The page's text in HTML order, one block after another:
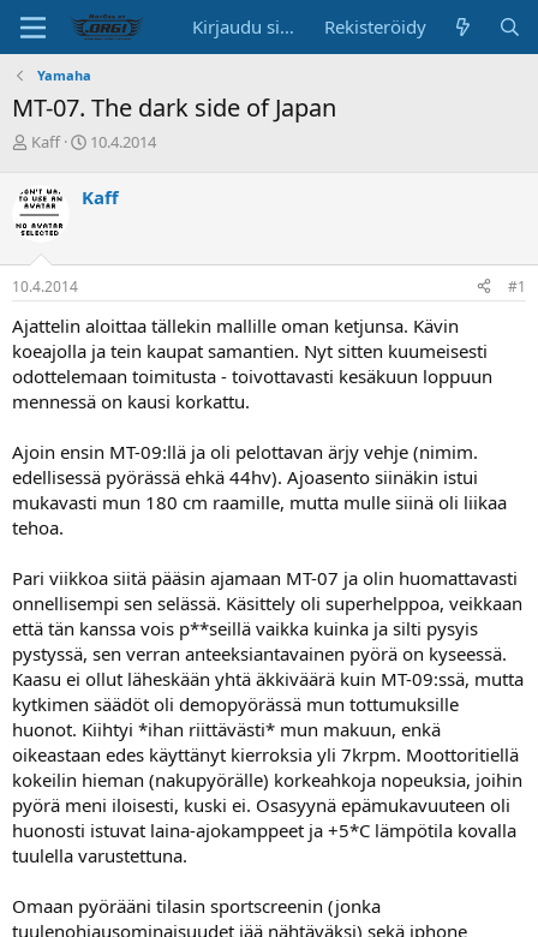
Kirjaudu sisään Rekisteröidy
Yamaha
MT-07. The dark side of Japan
K
s
k
u
t
e
u
n
a
l
t
t
a
j
Kaff
A
i
s
i
v
ä
10.4.2014
Kaff
10.4.2014 #1
Ajattelin aloittaa tällekin mallille oman ketjunsa. Kävin
koeajolla ja tein kaupat samantien. Nyt sitten kuumeisesti
odottelemaan toimitusta - toivottavasti kesäkuun loppuun
mennessä on kausi korkattu.
Ajoin ensin MT-09:llä ja oli pelottavan ärjy vehje (nimim.
edellisessä pyörässä ehkä 44hv). Ajoasento siinäkin istui
mukavasti mun 180 cm raamille, mutta mulle siinä oli liikaa
tehoa.
Pari viikkoa siitä pääsin ajamaan MT-07 ja olin huomattavasti
onnellisempi sen selässä. Käsittely oli superhelppoa, veikkaan
että tän kanssa vois p**seillä vaikka kuinka ja silti pysyis
pystyssä, sen verran anteeksiantavainen pyörä on kyseessä.
Kaasu ei ollut läheskään yhtä äkkiväärä kuin MT-09:ssä, mutta
kytkimen säädöt oli demopyörässä mun tottumuksille
huonot. Kiihtyi *ihan riittävästi* mun makuun, enkä
oikeastaan edes käyttänyt kierroksia yli 7krpm. Moottoritiellä
kokeilin hieman (nakupyörälle) korkeahkoja nopeuksia, joihin
pyörä meni iloisesti, kuski ei. Osasyynä epämukavuuteen oli
huonosti istuvat laina-ajokamppeet ja +5*C lämpötila kovalla
tuulella varustettuna.
Omaan pyörääni tilasin sportscreenin (jonka
tuulenohjausominaisuudet jää nähtäväksi) sekä iphone